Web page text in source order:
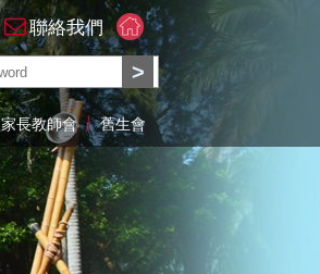
聯絡我們
家長教師會 舊生會